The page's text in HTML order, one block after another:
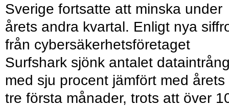
Sverige fortsatte att minska under
årets andra kvartal. Enligt nya
från cybersäkerhetsföretaget
Surfshark sjönk antalet
med sju procent jämfört med årets
tre första månader, trots att över